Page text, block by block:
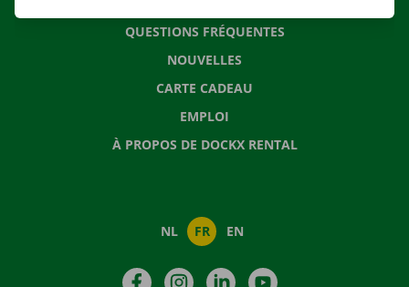
QUESTIONS FRÉQUENTES
NOUVELLES
CARTE CADEAU
EMPLOI
À PROPOS DE DOCKX RENTAL
NL FR EN
FacebookInstagramLinkedIn